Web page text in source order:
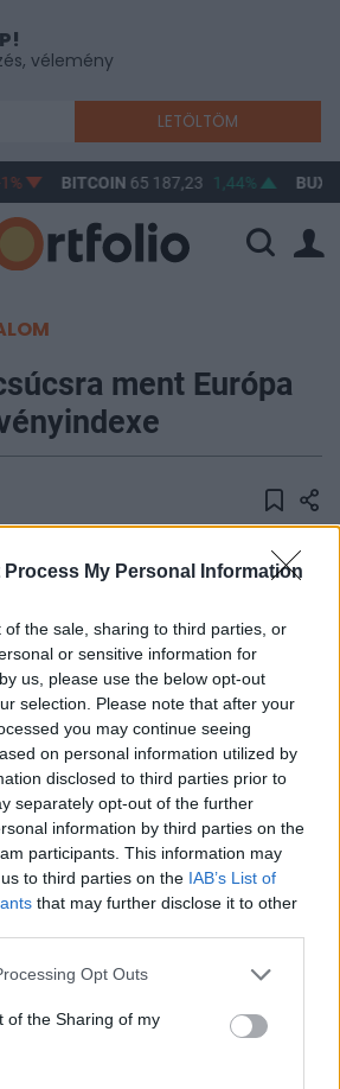
Process My Personal Information
of the sale, sharing to third parties, or
or sensitive information for
us, please use the below opt-out
selection. Please note that after your
you may continue seeing
on personal information utilized by
disclosed to third parties prior to
separately opt-out of the further
information by third parties on the
participants. This information may
to third parties on the IAB’s List of
that may further disclose it to other
Opt Outs
of the Sharing of my
vélemény
LETÖLTÖM
BITCOIN 65 187,23 1,44% BUX
ment Európa
ért el ma a STOXX 600, miután
2026Október 21-én jön a Portfolio
ahol a piac vezető szakértőivel
leginkább foglalkoztató
az AI-rali, kik lehetnek a
mire számíthatunk a részvény-,
és kriptopiacokon, és hogyan
egy gyorsan változó...
hírarchívumához